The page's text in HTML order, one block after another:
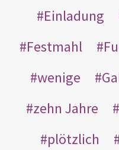
Einladung
Festmahl
wenige
zehn Jahre
plötzlich